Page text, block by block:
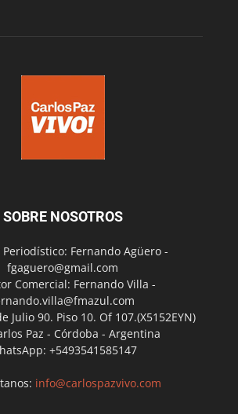
SOBRE NOSOTROS
Fernando Agüero -
fgaguero@gmail.com
Comercial: Fernando Villa -
Julio 90. Piso 10. Of 107.(X5152EYN)
Paz - Córdoba - Argentina
+5493541585147
info@carlospazvivo.com